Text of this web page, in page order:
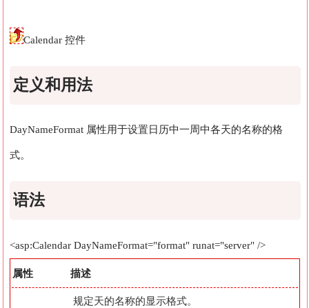
Calendar 控件
定义和用法
DayNameFormat 属性用于设置日历中一周中各天的名称的格
式。
语法
<asp:Calendar DayNameFormat="format" runat="server" />
属性 描述
规定天的名称的显示格式。